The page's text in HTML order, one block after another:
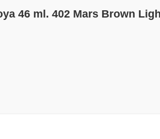
46 ml. 402 Mars Brown